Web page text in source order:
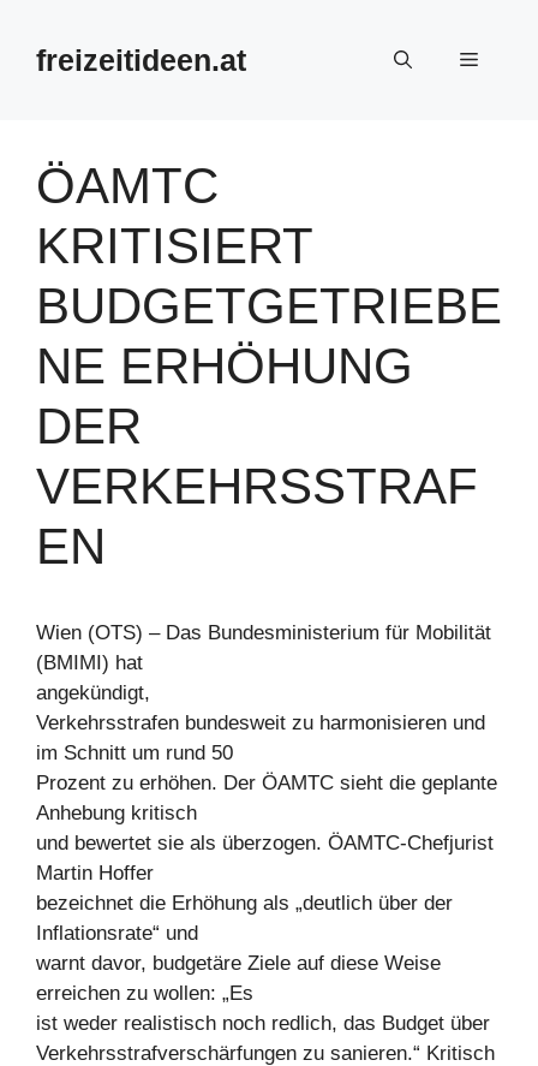
Inhalt
springenfreizeitideen.at Menü
ÖAMTC
KRITISIERT
BUDGETGETRIEBE
NE ERHÖHUNG
DER
VERKEHRSSTRAF
EN
Wien (OTS) – Das Bundesministerium für Mobilität
(BMIMI) hat
angekündigt,
Verkehrsstrafen bundesweit zu harmonisieren und
im Schnitt um rund 50
Prozent zu erhöhen. Der ÖAMTC sieht die geplante
Anhebung kritisch
und bewertet sie als überzogen. ÖAMTC-Chefjurist
Martin Hoffer
bezeichnet die Erhöhung als „deutlich über der
Inflationsrate“ und
warnt davor, budgetäre Ziele auf diese Weise
erreichen zu wollen: „Es
ist weder realistisch noch redlich, das Budget über
Verkehrsstrafverschärfungen zu sanieren.“ Kritisch